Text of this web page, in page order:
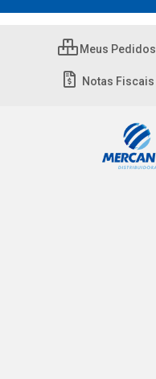
Meus Pedidos
Notas Fiscais